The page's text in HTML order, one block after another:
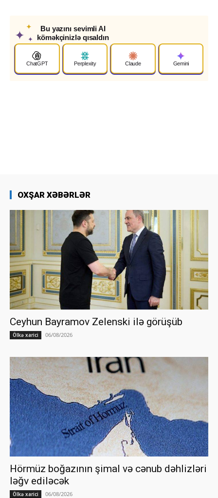
✦
✦
✦
Bu yazını sevimli AI
köməkçinizlə qısaldın
ChatGPT Perplexity Claude Gemini
OXŞAR XƏBƏRLƏR
Ceyhun Bayramov Zelenski ilə görüşüb
Ölkə xarici 06/08/2026
Hörmüz boğazının şimal və cənub dəhlizləri
ləğv ediləcək
Ölkə xarici 06/08/2026